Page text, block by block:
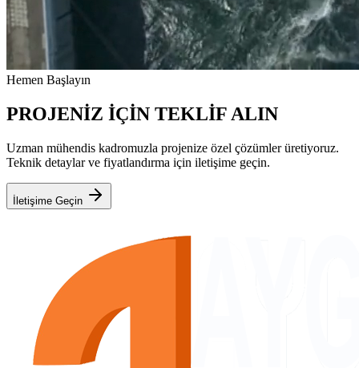
Hemen Başlayın
PROJENİZ İÇİN TEKLİF ALIN
Uzman mühendis kadromuzla projenize özel çözümler üretiyoruz.
Teknik detaylar ve fiyatlandırma için iletişime geçin.
İletişime Geçin